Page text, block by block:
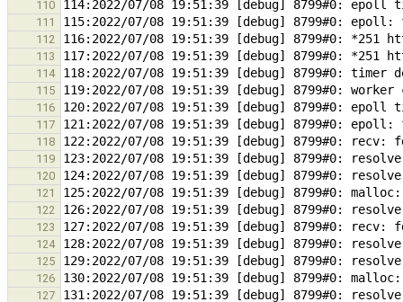
110
111
112
113
114
115
116
117
118
119
120
121
122
123
124
125
126
127